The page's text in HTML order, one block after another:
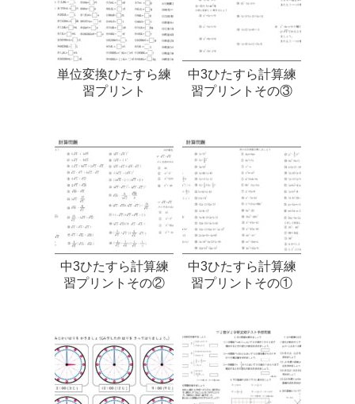
単位変換ひたすら練
習プリント
中3ひたすら計算練
習プリントその③
中3ひたすら計算練
習プリントその②
中3ひたすら計算練
習プリントその①